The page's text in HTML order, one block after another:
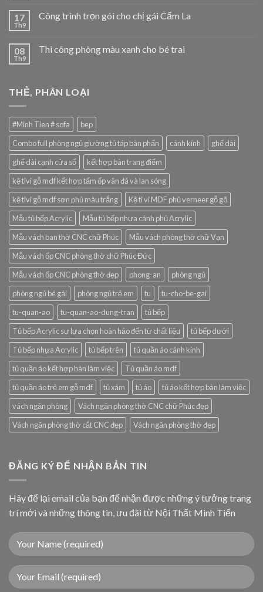
17
Th9
Công trình trọn gói cho chị gái Cẩm La
08
Th9
Thi công phòng màu xanh cho bé trai
THẺ, PHÂN LOẠI
#Minh Tien # sofa
bep
Combo full phòng ngủ giường tủ táp bàn phấn
cánh kính
ghế dài
ghế dài cạnh cửa sổ
kết hợp bàn trang điểm
kệ tivi gỗ mdf kết hợp tấm ốp vân đá và lan sóng
kệ tivi gỗ mdf sơn phủ màu trắng
Kệ ti vi MDF phủ verneer gỗ gõ
Mẫu tủ bếp Acrylic
Mẫu tủ bếp nhựa cánh phủ Acrylic
Mẫu vách ban thờ CNC chữ Phúc
Mẫu vách phòng thờ chữ Vạn
Mẫu vách ốp CNC phòng thờ chữ Phúc Đức
Mẫu vách ốp CNC phòng thờ đẹp
phong-an
phòng ngủ
phòng ngủ bé gái
phòng ngủ trẻ em tu
tu-cho-be-gai
tu-quan-ao
tu-quan-ao-dung-tran
tủ bếp
Tủ bếp Acrylic sự lựa chọn hoàn hảo đến từ chất liệu
tủ bếp dưới
Tủ bếp nhựa Acrylic
tủ bếp trên
tủ quần áo cánh kính
tủ quần áo kết hợp bàn làm việc
Tủ quần áo mdf
tủ quần áo trẻ em gỗ mdf
tủ xám tủ áo
tủ áo kết hợp bàn làm việc
vách ngăn phòng
Vách ngăn phòng thờ CNC chữ Phúc đẹp
Vách ngăn phòng thờ cắt CNC đẹp
Vách ngăn phòng thờ đẹp
ĐĂNG KÝ ĐỂ NHẬN BẢN TIN
Hãy để lại email của bạn để nhận được những ý tưởng trang
trí mới và những thông tin, ưu đãi từ Nội Thất Minh Tiến